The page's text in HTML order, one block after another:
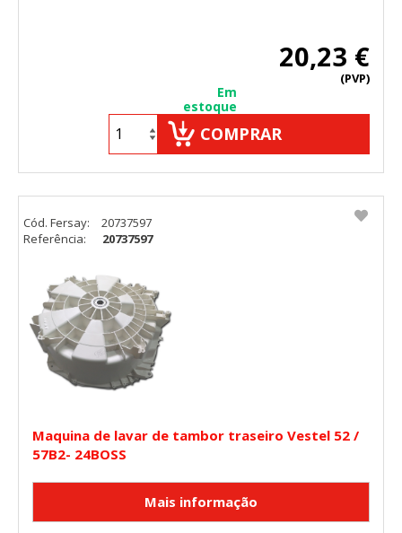
20,23 €
(PVP)
Em
estoque
COMPRAR
Maquina de lavar de tambor traseiro Vestel 52 /
57B2- 24BOSS
Cód. Fersay:
20737597
Referência:
20737597